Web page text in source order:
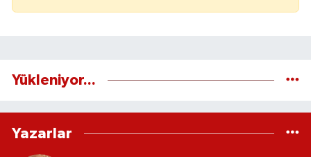
Yükleniyor...
Yazarlar